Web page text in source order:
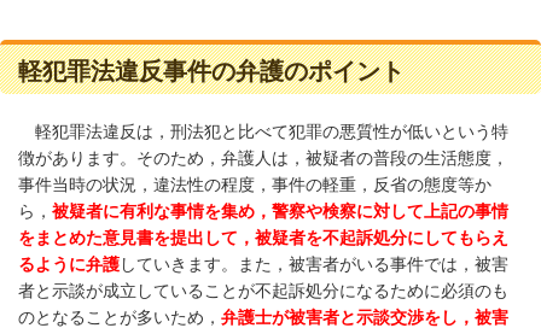
軽犯罪法違反事件の弁護のポイント
軽犯罪法違反は，刑法犯と比べて犯罪の悪質性が低いという特
徴があります。そのため，弁護人は，被疑者の普段の生活態度，
事件当時の状況，違法性の程度，事件の軽重，反省の態度等か
ら， 被疑者に有利な事情を集め，警察や検察に対して上記の事情
をまとめた意見書を提出して，被疑者を不起訴処分にしてもらえ
るように弁護していきます。また，被害者がいる事件では，被害
者と示談が成立していることが不起訴処分になるために必須のも
のとなることが多いため， 弁護士が被害者と示談交渉をし，被害